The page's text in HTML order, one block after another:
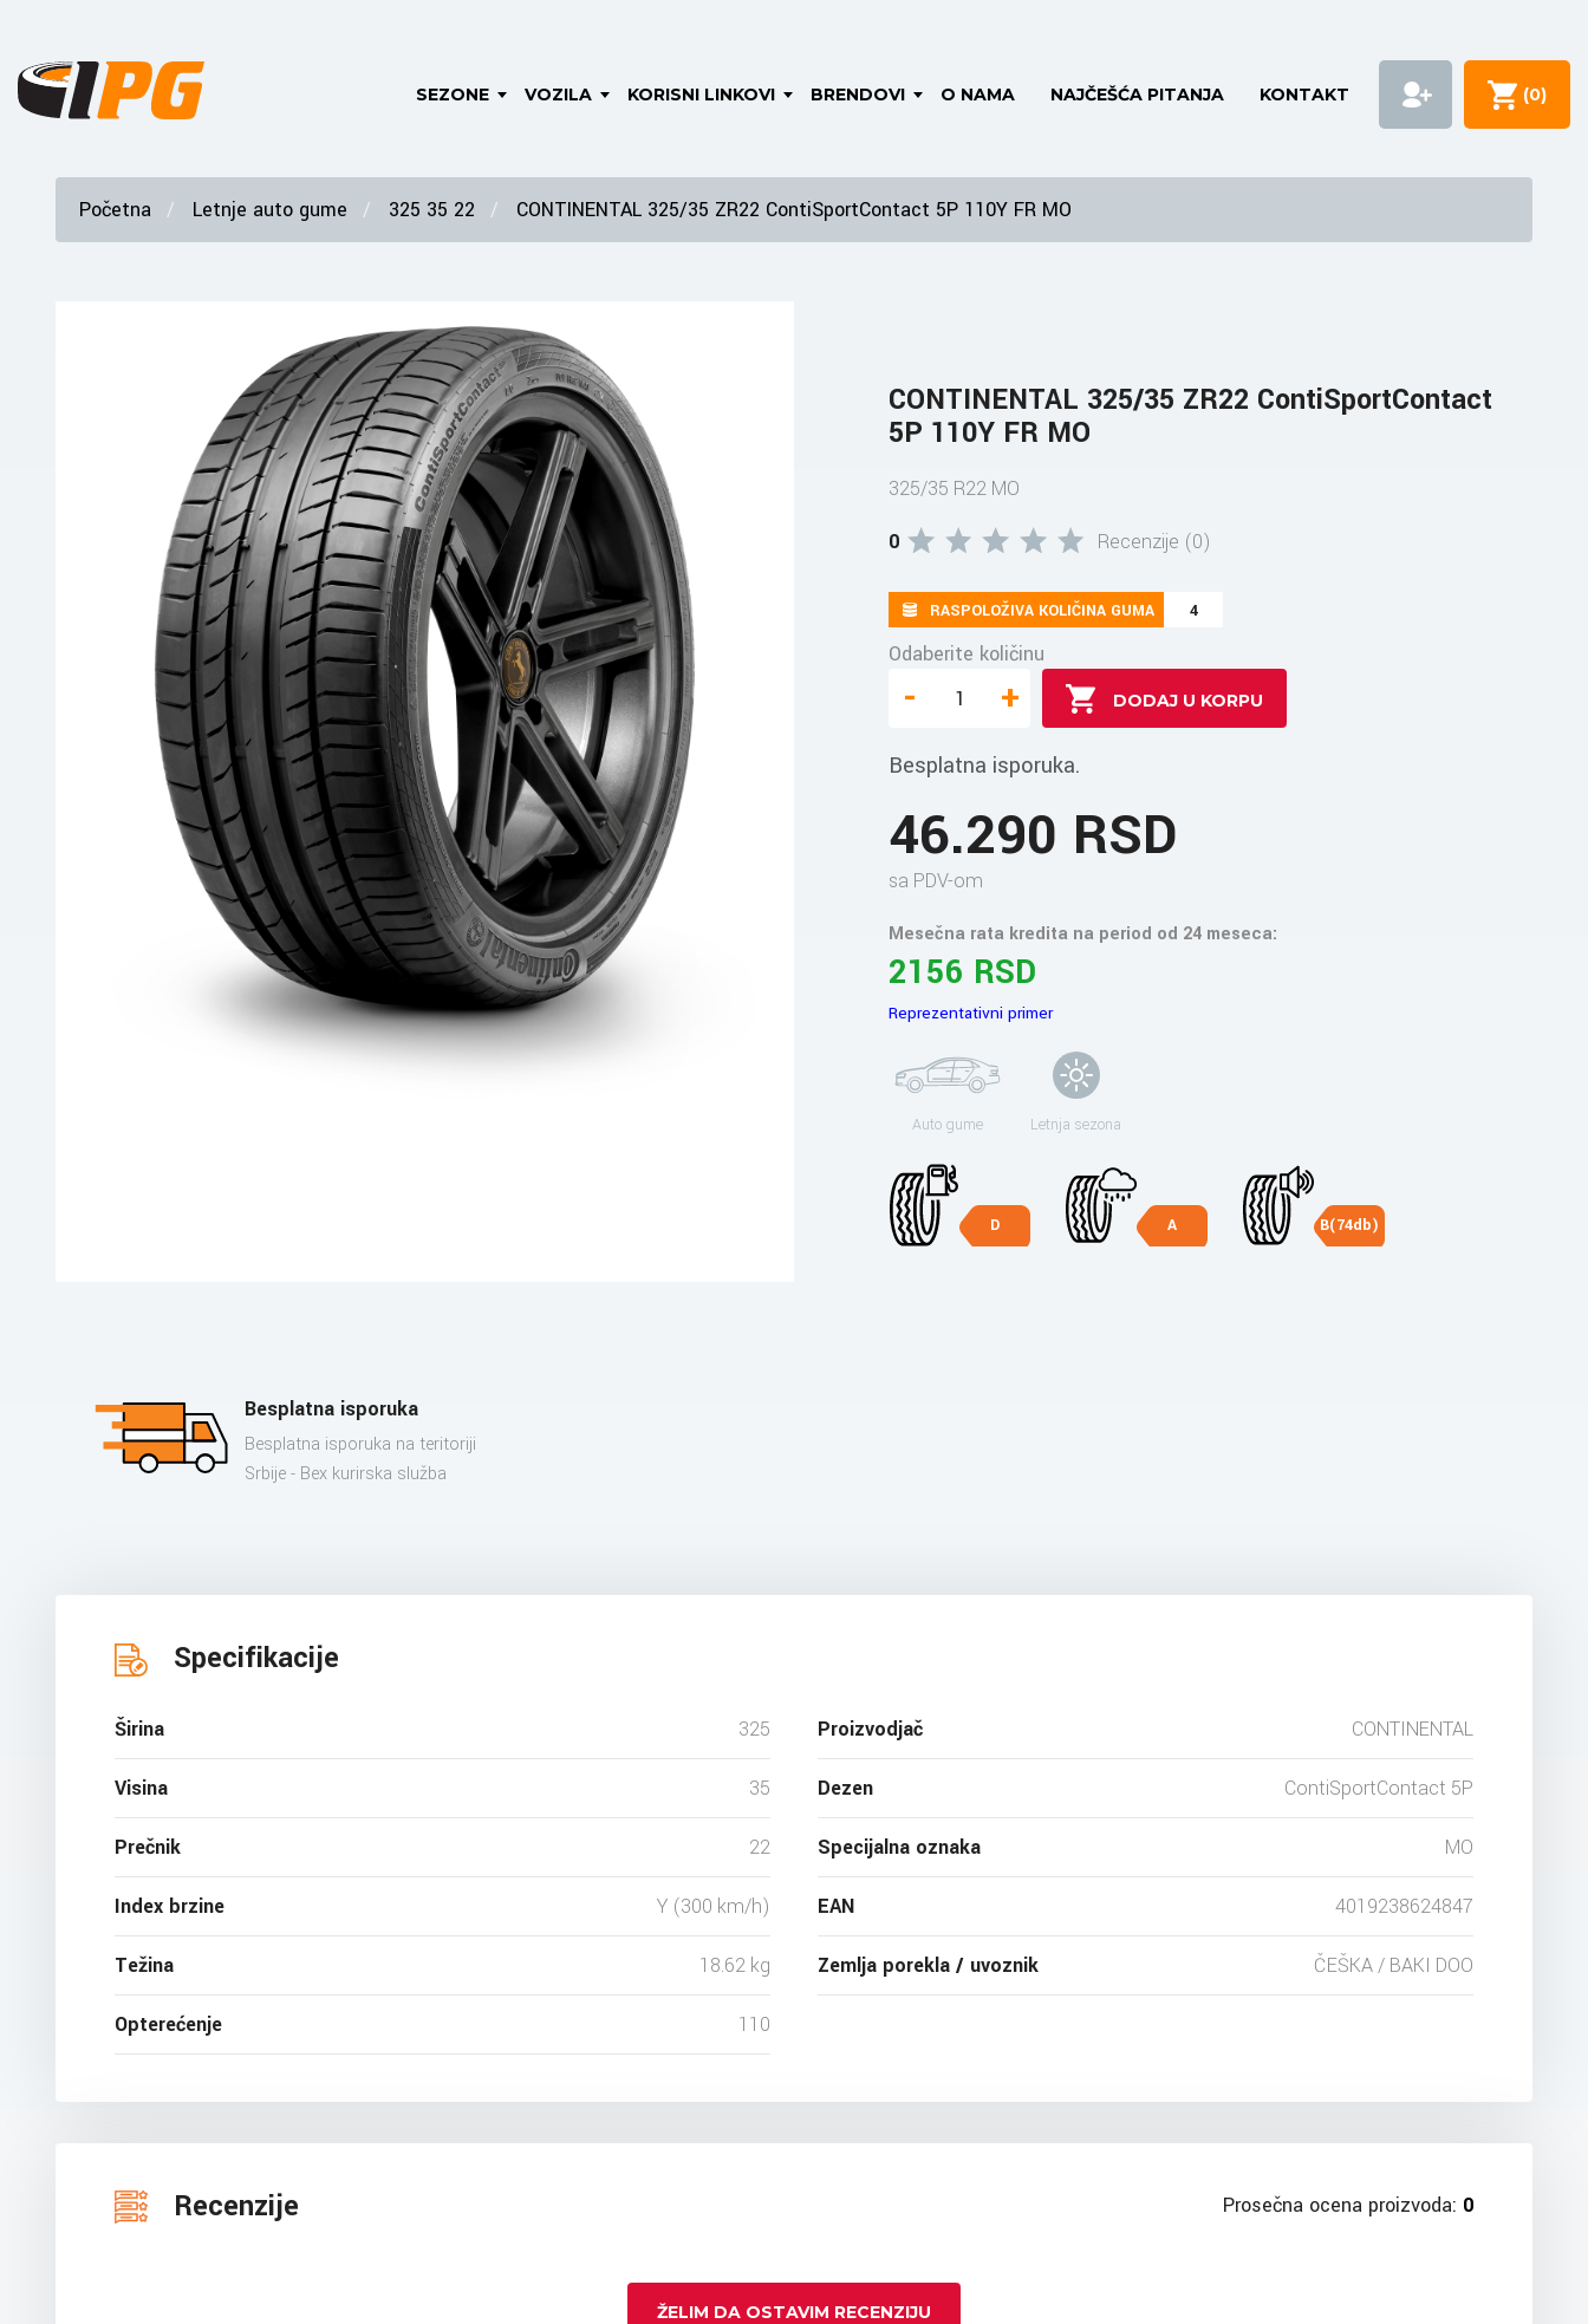
SEZONE VOZILA KORISNI LINKOVI BRENDOVI O NAMA NAJČEŠĆA PITANJA KONTAKT (0)
Početna Letnje auto gume 325 35 22 CONTINENTAL 325/35 ZR22 ContiSportContact 5P 110Y FR MO
CONTINENTAL 325/35 ZR22 ContiSportContact
5P 110Y FR MO
325/35 R22 MO
0
Recenzije (0)
RASPOLOŽIVA KOLIČINA GUMA 4
Odaberite količinu
- +
Besplatna isporuka.
46.290 RSD
sa PDV-om
Mesečna rata kredita na period od 24 meseca:
2156 RSD
Reprezentativni primer
Auto gume Letnja sezona
D A B(74db)
Besplatna isporuka
Besplatna isporuka na teritoriji
Srbije - Bex kurirska služba
Specifikacije
Širina 325
Visina 35
Prečnik 22
Index brzine Y (300 km/h)
Težina 18.62 kg
Opterećenje 110
Proizvodjač CONTINENTAL
Dezen ContiSportContact 5P
Specijalna oznaka MO
EAN 4019238624847
Zemlja porekla / uvoznik ČEŠKA / BAKI DOO
Recenzije Prosečna ocena proizvoda: 0
ŽELIM DA OSTAVIM RECENZIJU